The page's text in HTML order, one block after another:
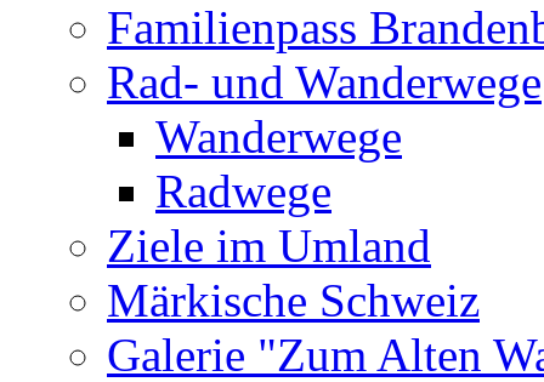
Familienpass
Rad- und Wanderwege
Wanderwege
Radwege
Ziele im Umland
Märkische Schweiz
Galerie "Zum Alten